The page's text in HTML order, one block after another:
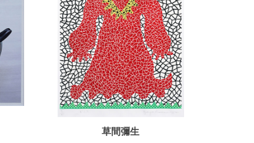
草間彌生